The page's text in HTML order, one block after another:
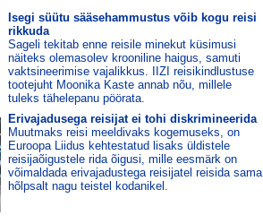
Isegi süütu sääsehammustus võib kogu reisi
rikkuda
Sageli tekitab enne reisile minekut küsimusi
näiteks olemasolev krooniline haigus, samuti
vaktsineerimise vajalikkus. IIZI reisikindlustuse
tootejuht Moonika Kaste annab nõu, millele
tuleks tähelepanu pöörata.
Erivajadusega reisijat ei tohi diskrimineerida
Muutmaks reisi meeldivaks kogemuseks, on
Euroopa Liidus kehtestatud lisaks üldistele
reisijaõigustele rida õigusi, mille eesmärk on
võimaldada erivajadustega reisijatel reisida sama
hõlpsalt nagu teistel kodanikel.